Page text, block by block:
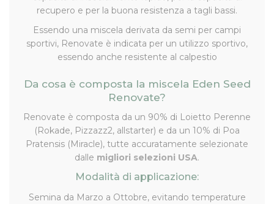
recupero e per la buona resistenza a tagli bassi.
Essendo una miscela derivata da semi per campi
sportivi, Renovate è indicata per un utilizzo sportivo,
essendo anche resistente al calpestio
Da cosa è composta la miscela Eden Seed
Renovate?
Renovate è composta da un 90% di Loietto Perenne
(Rokade, Pizzazz2, allstarter) e da un 10% di Poa
Pratensis (Miracle), tutte accuratamente selezionate
dalle migliori selezioni USA.
Modalità di applicazione:
Semina da Marzo a Ottobre, evitando temperature